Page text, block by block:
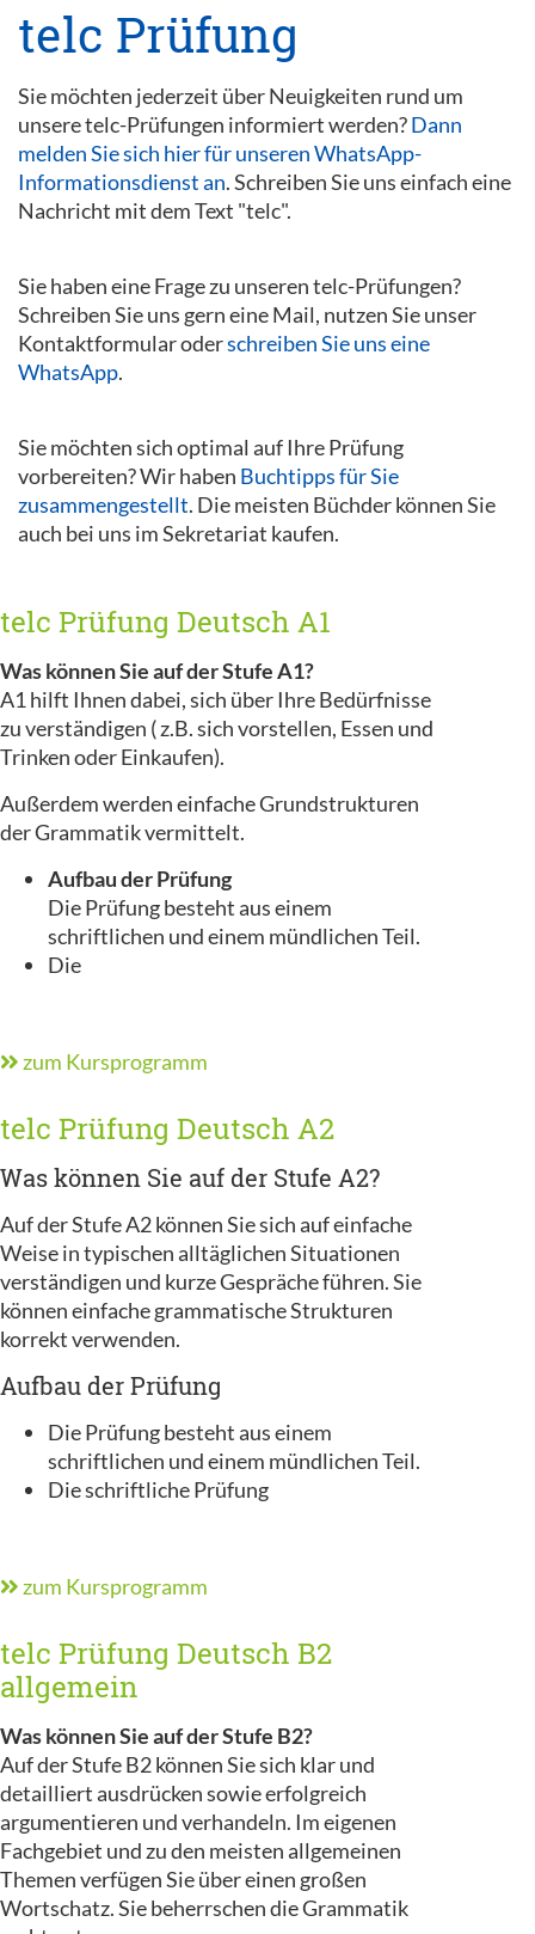
telc Prüfung
Sie möchten jederzeit über Neuigkeiten rund um
unsere telc-Prüfungen informiert werden?Dann
melden Sie sich hier für unseren WhatsApp-
Informationsdienst an. Schreiben Sie uns einfach eine
Nachricht mit dem Text "telc".
Sie haben eine Frage zu unseren telc-Prüfungen?
Schreiben Sie uns gern eine Mail, nutzen Sie unser
Kontaktformular oderschreiben Sie uns eine
WhatsApp.
Sie möchten sich optimal auf Ihre Prüfung
vorbereiten? Wir haben Buchtipps für Sie
zusammengestellt. Die meisten Büchder können Sie
auch bei uns im Sekretariat kaufen.
telc Prüfung Deutsch A1
Was können Sie auf der Stufe A1?
A1 hilft Ihnen dabei, sich über Ihre Bedürfnisse
zu verständigen ( z.B. sich vorstellen, Essen und
Trinken oder Einkaufen).
Außerdem werden einfache Grundstrukturen
der Grammatik vermittelt.
Aufbau der Prüfung
Die Prüfung besteht aus einem
schriftlichen und einem mündlichen Teil.
Die
zum Kursprogramm
telc Prüfung Deutsch A2
Was können Sie auf der Stufe A2?
Auf der Stufe A2 können Sie sich auf einfache
Weise in typischen alltäglichen Situationen
verständigen und kurze Gespräche führen. Sie
können einfache grammatische Strukturen
korrekt verwenden.
Aufbau der Prüfung
Die Prüfung besteht aus einem
schriftlichen und einem mündlichen Teil.
Die schriftliche Prüfung
zum Kursprogramm
telc Prüfung Deutsch B2
allgemein
Was können Sie auf der Stufe B2?
Auf der Stufe B2 können Sie sich klar und
detailliert ausdrücken sowie erfolgreich
argumentieren und verhandeln. Im eigenen
Fachgebiet und zu den meisten allgemeinen
Themen verfügen Sie über einen großen
Wortschatz. Sie beherrschen die Grammatik